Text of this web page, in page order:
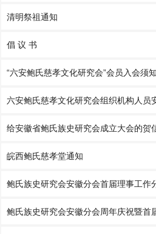
清明祭祖通知
倡 议 书
“六安鲍氏慈孝文化研究会”会员入会须知
六安鲍氏慈孝文化研究会组织机构人员
给安徽省鲍氏族史研究会成立大会的贺
皖西鲍氏慈孝堂通知
鲍氏族史研究会安徽分会首届理事工作
鲍氏族史研究会安徽分会周年庆祝暨首